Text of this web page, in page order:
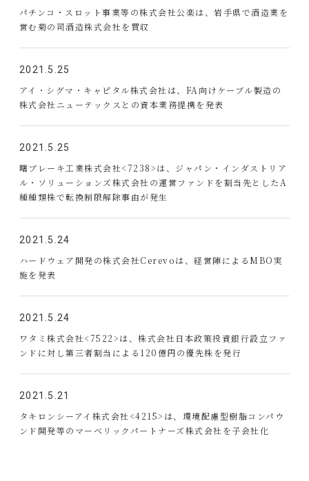
パチンコ・スロット事業等の株式会社公楽は、岩手県で酒造業を
営む菊の司酒造株式会社を買収
2021.5.25
アイ・シグマ・キャピタル株式会社は、FA向けケーブル製造の
株式会社ニューテックスとの資本業務提携を発表
2021.5.25
曙ブレーキ工業株式会社<7238>は、ジャパン・インダストリア
ル・ソリューションズ株式会社の運営ファンドを割当先としたA
種種類株で転換制限解除事由が発生
2021.5.24
ハードウェア開発の株式会社Cerevoは、経営陣によるMBO実
施を発表
2021.5.24
ワタミ株式会社<7522>は、株式会社日本政策投資銀行設立ファ
ンドに対し第三者割当による120億円の優先株を発行
2021.5.21
タキロンシーアイ株式会社<4215>は、環境配慮型樹脂コンパウ
ンド開発等のマーベリックパートナーズ株式会社を子会社化